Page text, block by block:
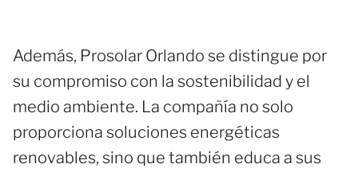
Además, Prosolar Orlando se distingue por
su compromiso con la sostenibilidad y el
medio ambiente. La compañía no solo
proporciona soluciones energéticas
renovables, sino que también educa a sus